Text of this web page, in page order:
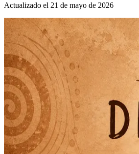
Actualizado el 21 de mayo de 2026